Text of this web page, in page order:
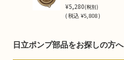
¥5,280(税別)
(税込¥5,808 )
日立ポンプ部品をお探しの方へ